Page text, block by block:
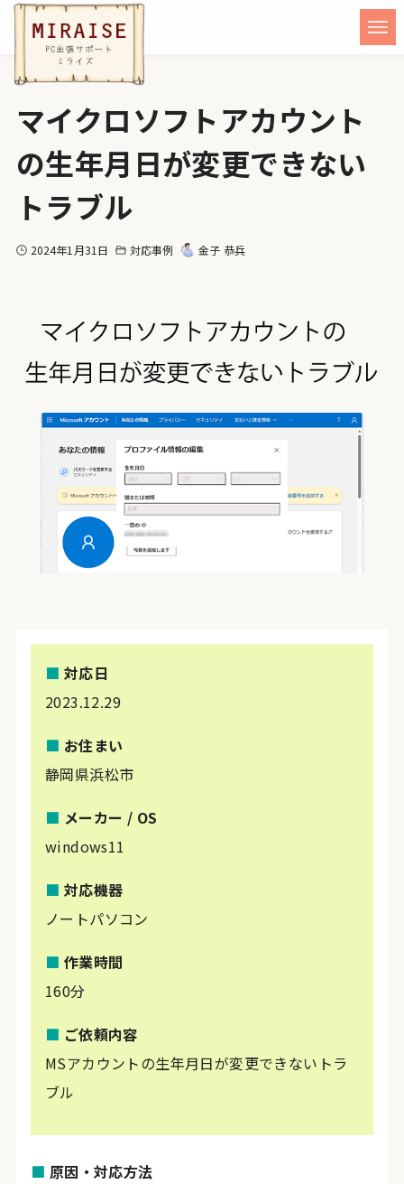
マイクロソフトアカウント
の生年月日が変更できない
トラブル
2024年1月31日 対応事例 金子 恭兵
■ 対応日
2023.12.29
■ お住まい
静岡県浜松市
■ メーカー / OS
windows11
■ 対応機器
ノートパソコン
■ 作業時間
160分
■ ご依頼内容
MSアカウントの生年月日が変更できないトラ
ブル
■ 原因・対応方法